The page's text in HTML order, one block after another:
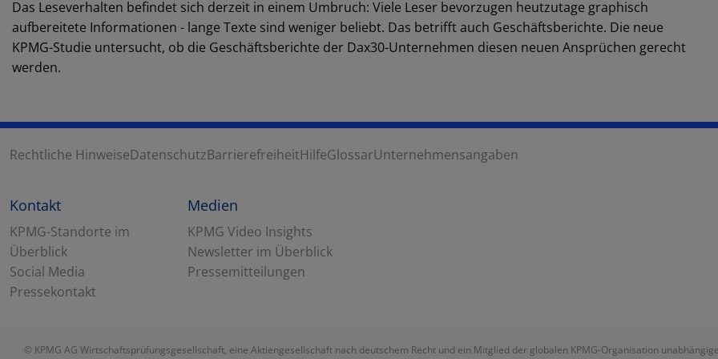
Das Leseverhalten befindet sich derzeit in einem Umbruch: Viele Leser bevorzugen heutzutage graphisch
aufbereitete Informationen - lange Texte sind weniger beliebt. Das betrifft auch Geschäftsberichte. Die neue
KPMG-Studie untersucht, ob die Geschäftsberichte der Dax30-Unternehmen diesen neuen Ansprüchen gerecht
werden.
Rechtliche HinweiseDatenschutzBarrierefreiheitHilfeGlossarUnternehmensangaben
Kontakt
KPMG-Standorte im
Überblick
Social Media
Pressekontakt
Medien
KPMG Video Insights
Newsletter im Überblick
Pressemitteilungen
© KPMG AG Wirtschaftsprüfungsgesellschaft, eine Aktiengesellschaft nach deutschem Recht und ein Mitglied der globalen KPMG-Organisation